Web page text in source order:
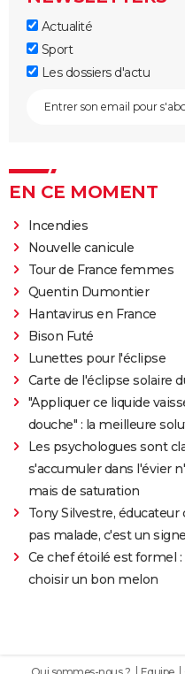
Actualité
Sport
Les dossiers d'actu
EN CE MOMENT
Incendies
Nouvelle canicule
Tour de France femmes
Quentin Dumontier
Hantavirus en France
Bison Futé
Lunettes pour l'éclipse
Carte de l'éclipse solaire
"Appliquer ce liquide
douche" : la meilleure
Les psychologues sont
s'accumuler dans l'évier
mais de saturation
Tony Silvestre,
pas malade, c'est un
Ce chef étoilé est formel
choisir un bon melon